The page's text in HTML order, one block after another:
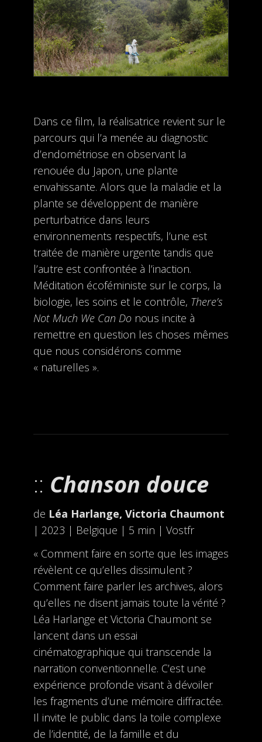
Dans ce film, la réalisatrice revient sur le
parcours qui l’a menée au diagnostic
d’endométriose en observant la
renouée du Japon, une plante
envahissante. Alors que la maladie et la
plante se développent de manière
perturbatrice dans leurs
environnements respectifs, l’une est
traitée de manière urgente tandis que
l’autre est confrontée à l’inaction.
Méditation écoféministe sur le corps, la
biologie, les soins et le contrôle, There’s
Not Much We Can Donous incite à
remettre en question les choses mêmes
que nous considérons comme
« naturelles ».
Chanson douce
de Léa Harlange, Victoria Chaumont
| 2023 | Belgique | 5 min | Vostfr
« Comment faire en sorte que les images
révèlent ce qu’elles dissimulent ?
Comment faire parler les archives, alors
qu’elles ne disent jamais toute la vérité ?
Léa Harlange et Victoria Chaumont se
lancent dans un essai
cinématographique qui transcende la
narration conventionnelle. C’est une
expérience profonde visant à dévoiler
les fragments d’une mémoire diffractée.
Il invite le public dans la toile complexe
de l’identité, de la famille et du